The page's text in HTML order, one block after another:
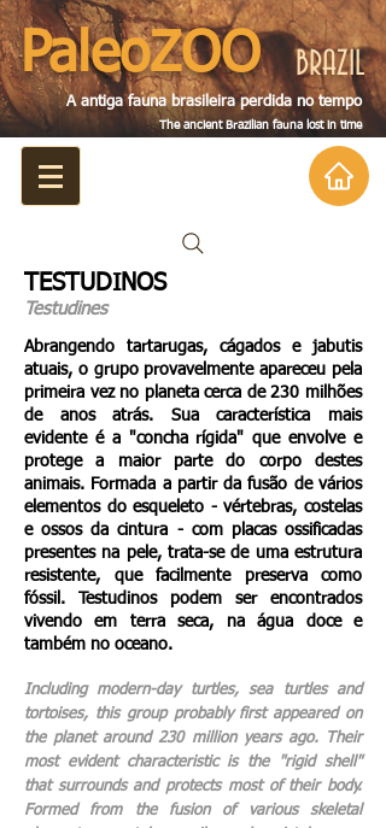
PaleoZOO BRAZIL
A antiga fauna brasileira perdida no tempo
The ancient Brazilian fauna lost in time
Abrangendo tartarugas, cágados e jabutis
atuais, o grupo provavelmente apareceu pela
primeira vez no planeta cerca de 230 milhões
de anos atrás. Sua característica mais
evidente é a "concha rígida" que envolve e
protege a maior parte do corpo destes
animais. Formada a partir da fusão de vários
elementos do esqueleto - vértebras, costelas
e ossos da cintura - com placas ossificadas
presentes na pele, trata-se de uma estrutura
resistente, que facilmente preserva como
fóssil. Testudinos podem ser encontrados
vivendo em terra seca, na água doce e
também no oceano.
Including modern-day turtles, sea turtles and
tortoises, this group probably first appeared on
the planet around 230 million years ago. Their
most evident characteristic is the "rigid shell"
that surrounds and protects most of their body.
Formed from the fusion of various skeletal
TESTUDINOS
Testudines